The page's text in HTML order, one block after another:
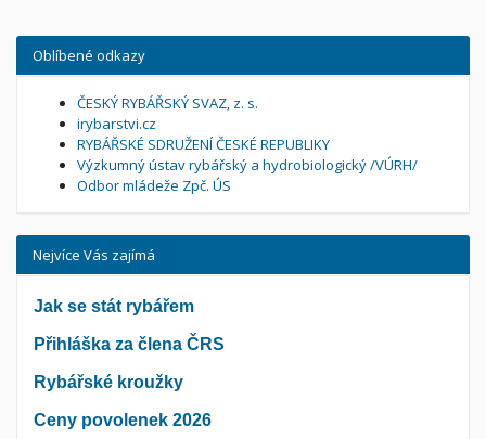
Oblíbené odkazy
ČESKÝ RYBÁŘSKÝ SVAZ, z. s.
irybarstvi.cz
RYBÁŘSKÉ SDRUŽENÍ ČESKÉ REPUBLIKY
Výzkumný ústav rybářský a hydrobiologický /VÚRH/
Odbor mládeže Zpč. ÚS
Nejvíce Vás zajímá
Jak se stát rybářem
Přihláška za člena ČRS
Rybářské kroužky
Ceny povolenek 2026